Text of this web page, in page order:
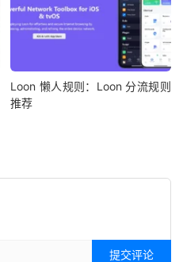
Loon 懒人规则：Loon 分流规则
推荐
提交评论